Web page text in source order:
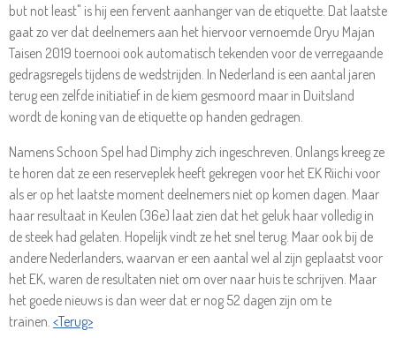
but not least" is hij een fervent aanhanger van de etiquette. Dat laatste
gaat zo ver dat deelnemers aan het hiervoor vernoemde Oryu Majan
Taisen 2019 toernooi ook automatisch tekenden voor de verregaande
gedragsregels tijdens de wedstrijden. In Nederland is een aantal jaren
terug een zelfde initiatief in de kiem gesmoord maar in Duitsland
wordt de koning van de etiquette op handen gedragen.
Namens Schoon Spel had Dimphy zich ingeschreven. Onlangs kreeg ze
te horen dat ze een reserveplek heeft gekregen voor het EK Riichi voor
als er op het laatste moment deelnemers niet op komen dagen. Maar
haar resultaat in Keulen (36e) laat zien dat het geluk haar volledig in
de steek had gelaten. Hopelijk vindt ze het snel terug. Maar ook bij de
andere Nederlanders, waarvan er een aantal wel al zijn geplaatst voor
het EK, waren de resultaten niet om over naar huis te schrijven. Maar
het goede nieuws is dan weer dat er nog 52 dagen zijn om te
trainen. <Terug>